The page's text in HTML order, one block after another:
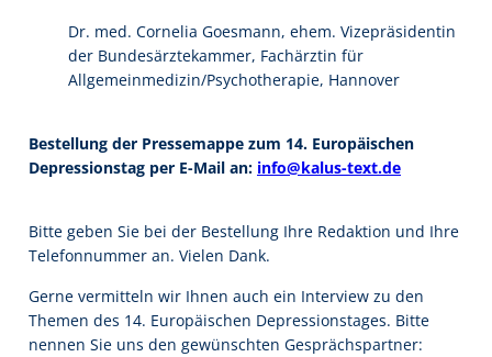
Dr. med. Cornelia Goesmann, ehem. Vizepräsidentin
der Bundesärztekammer, Fachärztin für
Allgemeinmedizin/Psychotherapie, Hannover
Bestellung der Pressemappe zum 14. Europäischen
Depressionstag per E-Mail an: info@kalus-text.de
Bitte geben Sie bei der Bestellung Ihre Redaktion und Ihre
Telefonnummer an. Vielen Dank.
Gerne vermitteln wir Ihnen auch ein Interview zu den
Themen des 14. Europäischen Depressionstages. Bitte
nennen Sie uns den gewünschten Gesprächspartner: